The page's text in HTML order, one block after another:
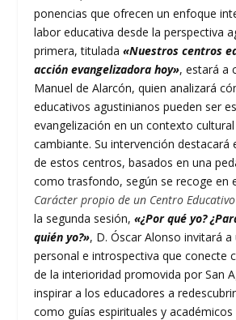
ponencias que ofrecen un enfoque
labor educativa desde la perspectiva
primera, titulada«Nuestros centros
acción evangelizadora hoy», estará a
Manuel de Alarcón, quien analizará
educativos agustinianos pueden ser
evangelización en un contexto
cambiante. Su intervención destacará
de estos centros, basados en una
como trasfondo, según se recoge en
Carácter propio de un Centro
la segunda sesión,«¿Por qué yo?
quién yo?», D. Óscar Alonso invitará
personal e introspectiva que conecte
de la interioridad promovida por San
inspirar a los educadores a
como guías espirituales y académicos